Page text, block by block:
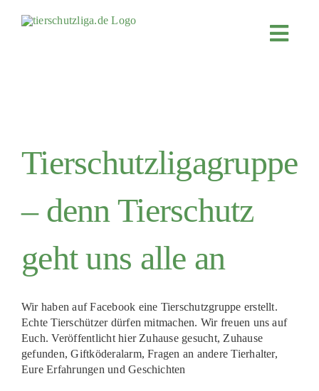
MITMACHEN
KOOPERATIONEN
TIERHEIMTIERE
PATENSCHAFTEN
HELFER WERDEN
Tierschutzligagruppe
– denn Tierschutz
geht uns alle an
Wir haben auf Facebook eine Tierschutzgruppe erstellt.
Echte Tierschützer dürfen mitmachen. Wir freuen uns auf
Euch. Veröffentlicht hier Zuhause gesucht, Zuhause
gefunden, Giftköderalarm, Fragen an andere Tierhalter,
Eure Erfahrungen und Geschichten